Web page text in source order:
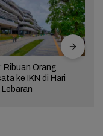
Ribuan Orang
ke IKN di Hari
Lebaran